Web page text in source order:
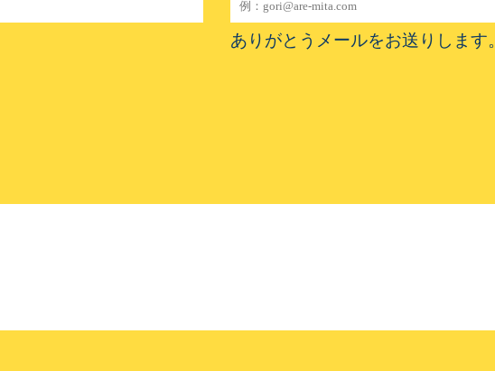
ありがとうメールをお送りします。